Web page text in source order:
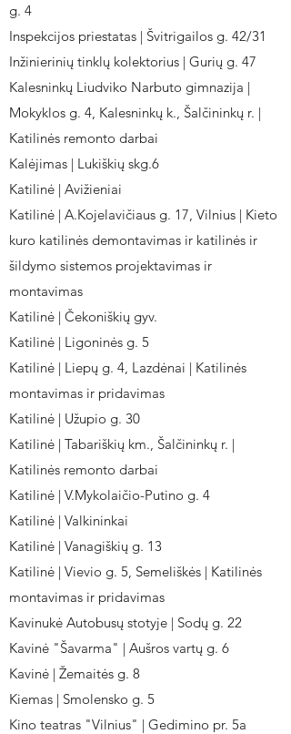
g. 4
Inspekcijos priestatas | Švitrigailos g. 42/31
Inžinierinių tinklų kolektorius | Gurių g. 47
Kalesninkų Liudviko Narbuto gimnazija |
Mokyklos g. 4, Kalesninkų k., Šalčininkų r. |
Katilinės remonto darbai
Kalėjimas | Lukiškių skg.6
Katilinė | Avižieniai
Katilinė | A.Kojelavičiaus g. 17, Vilnius | Kieto
kuro katilinės demontavimas ir katilinės ir
šildymo sistemos projektavimas ir
montavimas
Katilinė | Čekoniškių gyv.
Katilinė | Ligoninės g. 5
Katilinė | Liepų g. 4, Lazdėnai | Katilinės
montavimas ir pridavimas
Katilinė | Užupio g. 30
Katilinė | Tabariškių km., Šalčininkų r. |
Katilinės remonto darbai
Katilinė | V.Mykolaičio-Putino g. 4
Katilinė | Valkininkai
Katilinė | Vanagiškių g. 13
Katilinė | Vievio g. 5, Semeliškės | Katilinės
montavimas ir pridavimas
Kavinukė Autobusų stotyje | Sodų g. 22
Kavinė "Šavarma" | Aušros vartų g. 6
Kavinė | Žemaitės g. 8
Kiemas | Smolensko g. 5
Kino teatras "Vilnius" | Gedimino pr. 5a